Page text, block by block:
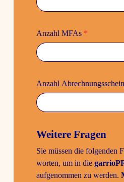
Anzahl MFAs *
Anzahl
Weitere Fragen
Sie müssen die folgenden
worten, um in die
aufge­nommen zu werden.